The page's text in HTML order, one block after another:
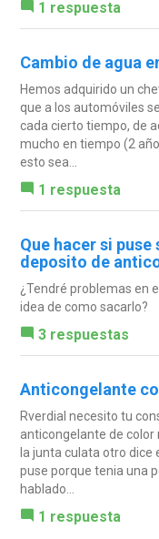
1 respuesta
Cambio de agua
Hemos adquirido un
que a los automóviles
cada cierto tiempo, de
mucho en tiempo (2
esto sea...
1 respuesta
Que hacer si
deposito de
¿Tendré problemas en
idea de como sacarlo?
3 respuestas
Anticongelante
Rverdial necesito tu
anticongelante de color
la junta culata otro dice
puse porque tenia una
hablado...
1 respuesta